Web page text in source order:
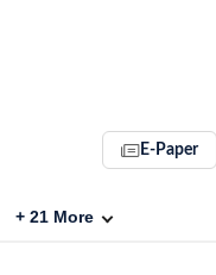
E-Paper
+ 21 More